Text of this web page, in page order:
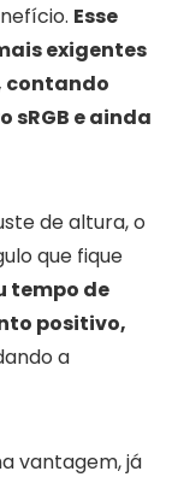
Esse
exigentes
contando
sRGB e ainda
de altura, o
que fique
tempo de
positivo,
a
vantagem, já